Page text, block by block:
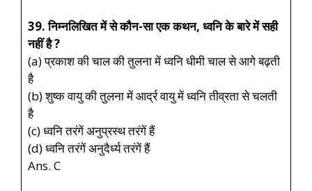
39. निम्नलिखित में से कौन-सा एक कथन, ध्वनि के बारे में सही
नहीं है ?
(a) प्रकाश की चाल की तुलना में ध्वनि धीमी चाल से आगे बढ़ती
है
(b) शुष्क वायु की तुलना में आर्द्र वायु में ध्वनि तीव्रता से चलती
है
(c) ध्वनि तरंगें अनुप्रस्थ तरंगें हैं
(d) ध्वनि तरंगें अनुदैर्ध्य तरंगें हैं
Ans. C